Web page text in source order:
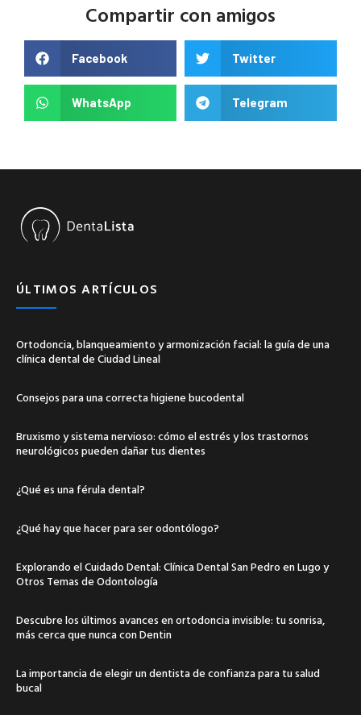
Compartir con amigos
Facebook Twitter
WhatsApp Telegram
ÚLTIMOS ARTÍCULOS
Ortodoncia, blanqueamiento y armonización facial: la guía de una
clínica dental de Ciudad Lineal
Consejos para una correcta higiene bucodental
Bruxismo y sistema nervioso: cómo el estrés y los trastornos
neurológicos pueden dañar tus dientes
¿Qué es una férula dental?
¿Qué hay que hacer para ser odontólogo?
Explorando el Cuidado Dental: Clínica Dental San Pedro en Lugo y
Otros Temas de Odontología
Descubre los últimos avances en ortodoncia invisible: tu sonrisa,
más cerca que nunca con Dentin
La importancia de elegir un dentista de confianza para tu salud
bucal